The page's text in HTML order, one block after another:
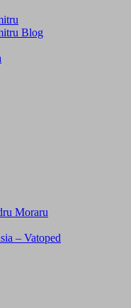
Blog
Moraru
– Vatoped